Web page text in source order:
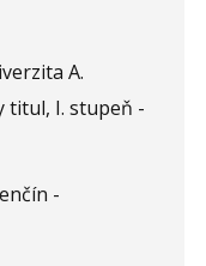
A.
titul, I. stupeň -
-